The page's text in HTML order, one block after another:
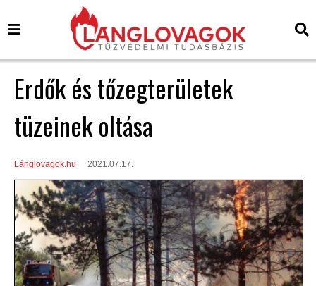
Erdők és tőzegterületek
tüzeinek oltása
Lánglovagok.hu 2021.07.17.